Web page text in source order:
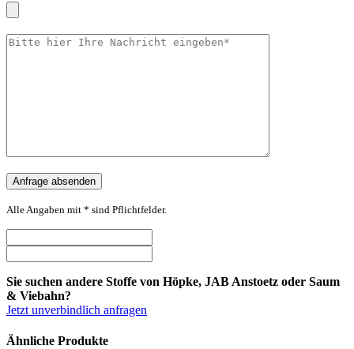
Alle Angaben mit * sind Pflichtfelder.
Sie suchen andere Stoffe von Höpke, JAB Anstoetz oder Saum
& Viebahn?
Jetzt unverbindlich anfragen
Ähnliche Produkte